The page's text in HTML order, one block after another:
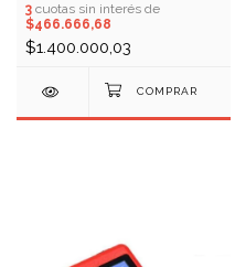
3 cuotas sin interés de
$466.666,68
$1.400.000,03